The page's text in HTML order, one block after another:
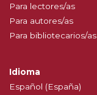
Para lectores/as
Para autores/as
Para bibliotecarios/as
Idioma
Español (España)